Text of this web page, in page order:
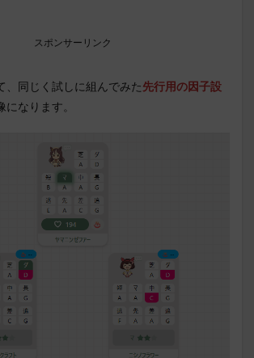
スポンサーリンク
、同じく試しに組んでみた先行用の因子設
なります。